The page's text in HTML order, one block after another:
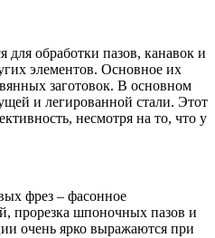
обработки пазов, канавок и
элементов. Основное их
заготовок. В основном
и легированной стали. Этот
несмотря на то, что у
фрез – фасонное
прорезка шпоночных пазов и
очень ярко выражаются при